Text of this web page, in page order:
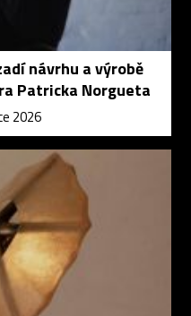
návrhu a výrobě
Patricka Norgueta
2026